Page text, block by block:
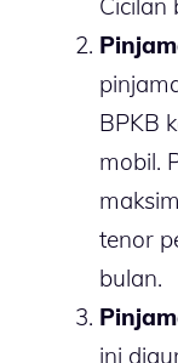
Cicilan
BPKB
mobil.
tenor
bulan.
ini